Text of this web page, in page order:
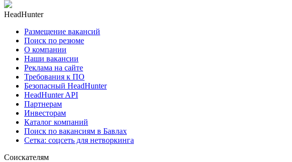
HeadHunter
Размещение вакансий
Поиск по резюме
О компании
Наши вакансии
Реклама на сайте
Требования к ПО
Безопасный HeadHunter
HeadHunter API
Партнерам
Инвесторам
Каталог компаний
Поиск по вакансиям в Бавлах
Сетка: соцсеть для нетворкинга
Соискателям